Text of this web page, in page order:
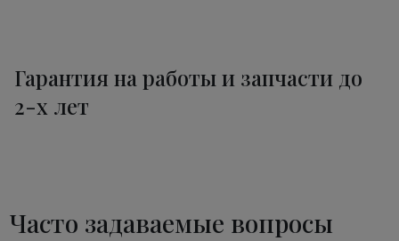
Гарантия на работы и запчасти до
2-х лет
Часто задаваемые вопросы